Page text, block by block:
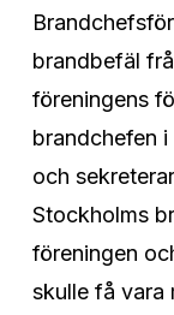
brandbefäl
föreningens
brandchefen
och
Stockholms
föreningen
skulle få vara